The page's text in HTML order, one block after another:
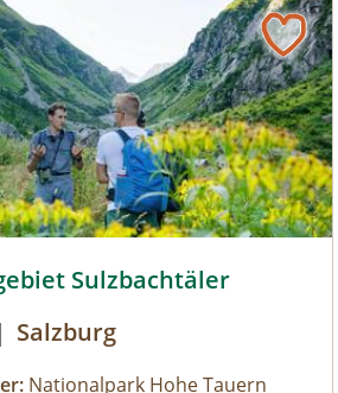
Sulzbachtäler
| Salzburg
Nationalpark Hohe Tauern